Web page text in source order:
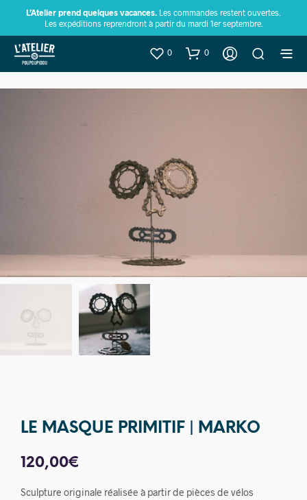
L’Atelier prend quelques vacances. Les commandes restent ouvertes.
Les expéditions reprendront à partir du mardi 1er septembre.
0 0
LE MASQUE PRIMITIF | MARKO
120,00€
Sculpture originale réalisée à partir de pièces de vélos